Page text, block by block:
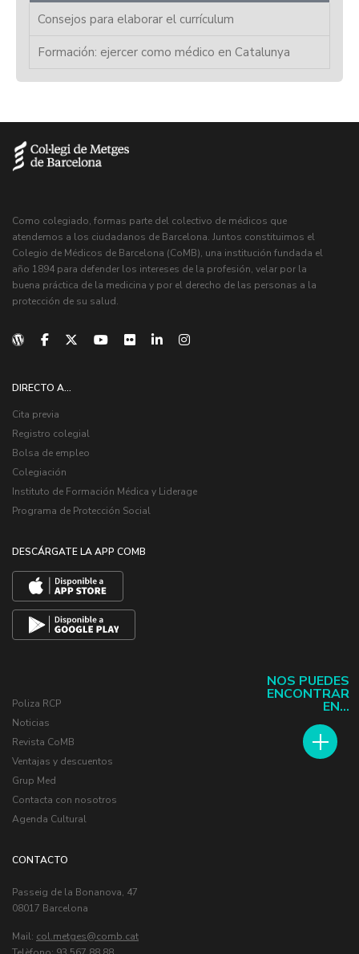
Consejos para elaborar el currículum
Formación: ejercer como médico en Catalunya
NOS PUEDES
ENCONTRAR
EN...
Como colegiado, formas parte del colectivo de médicos que
atendemos a los ciudadanos de Barcelona. Juntos constituimos el
Colegio de Médicos de Barcelona (CoMB), una institución fundada el
año 1894 para defender los intereses de la profesión, velar por la
buena práctica de la medicina y por el derecho de las personas a la
protección de su salud.
DIRECTO A...
Cita previa
Registro colegial
Bolsa de empleo
Colegiación
Instituto de Formación Médica y Liderage
Programa de Protección Social
DESCÁRGATE LA APP COMB
Poliza RCP
Noticias
Revista CoMB
Ventajas y descuentos
Grup Med
Contacta con nosotros
Agenda Cultural
CONTACTO
Passeig de la Bonanova, 47
08017 Barcelona
Mail: col.metges